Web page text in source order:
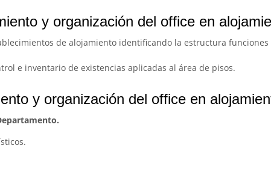
y organización del office en
de alojamiento identificando la estructura
e inventario de existencias aplicadas al área de pisos.
y organización del office en